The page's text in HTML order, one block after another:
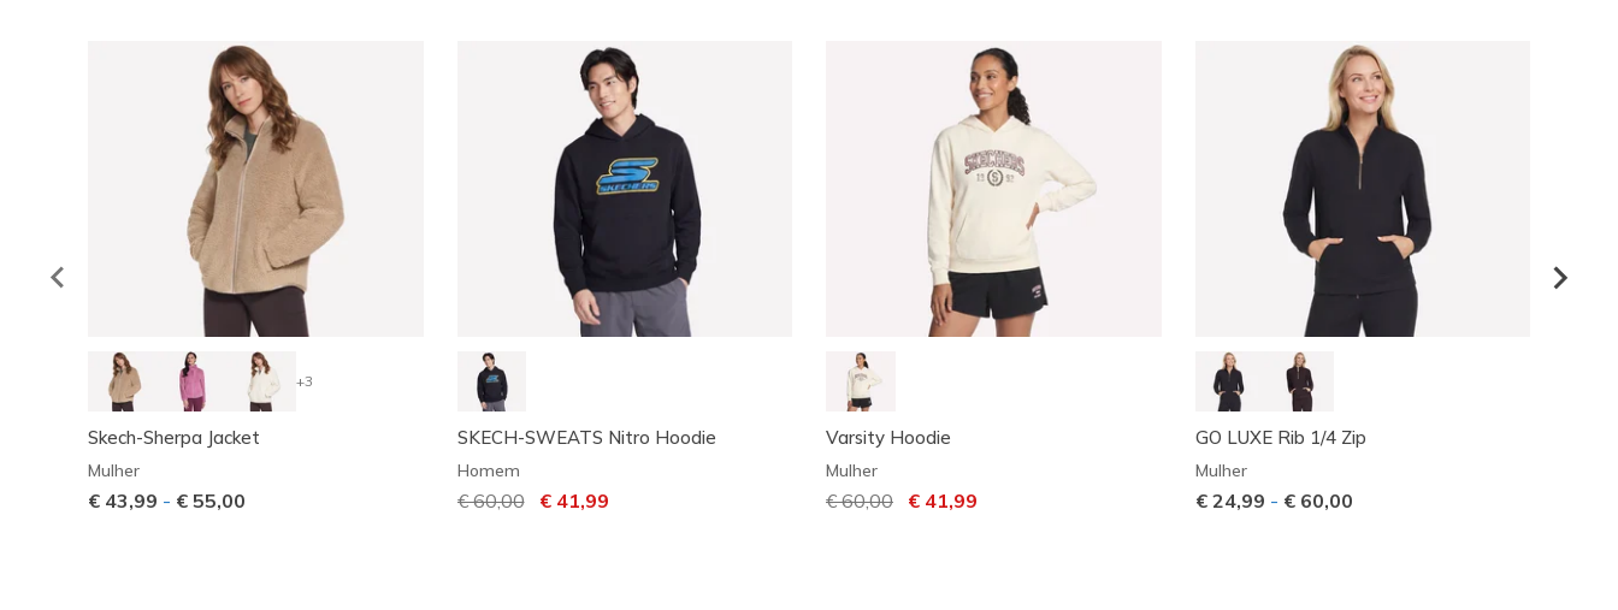
+3
Skech-Sherpa Jacket
Mulher
€ 43,99 - € 55,00
SKECH-SWEATS Nitro Hoodie
Homem
Preço com desconto de
€ 60,00para
€ 41,99
Varsity Hoodie
Mulher
Preço com desconto de
€ 60,00 para
€ 41,99
GO LUXE Rib 1/4 Zip
Mulher
€ 24,99 - € 60,00